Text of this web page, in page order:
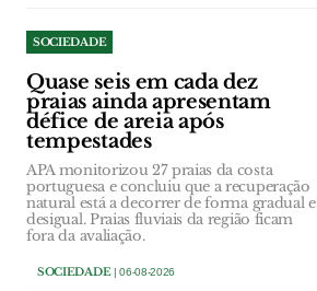
SOCIEDADE
Quase seis em cada dez
praias ainda apresentam
défice de areia após
tempestades
APA monitorizou 27 praias da costa
portuguesa e concluiu que a recuperação
natural está a decorrer de forma gradual e
desigual. Praias fluviais da região ficam
fora da avaliação.
SOCIEDADE| 06-08-2026